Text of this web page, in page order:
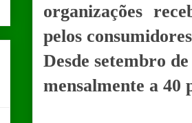
organizações
pelos
Desde setembro
mensalmente a 40